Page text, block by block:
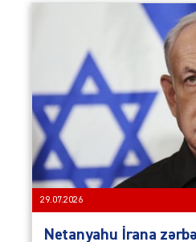
29.07.2026
Netanyahu İrana